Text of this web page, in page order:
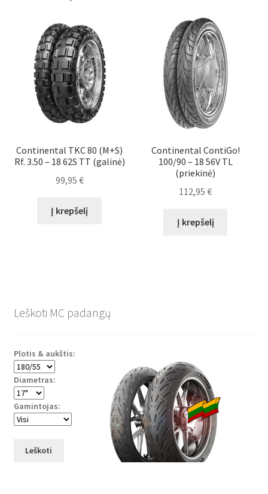
Continental TKC 80 (M+S)
Rf. 3.50 – 18 62S TT (galinė)
99,95 €
Į krepšelį
Continental ContiGo!
100/90 – 18 56V TL
(priekinė)
112,95€
Į krepšelį
Leškoti MC padangų
Plotis & aukštis:
Diametras:
Gamintojas:
Leškoti